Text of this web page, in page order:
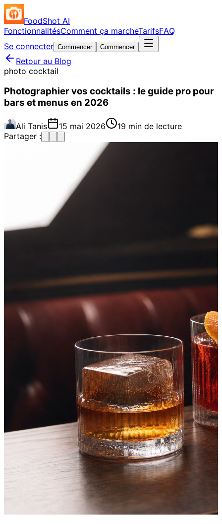
FoodShot AI
FonctionnalitésComment ça marcheTarifsFAQ
Se connecter Commencer Commencer
Retour au Blog
photo cocktail
Photographier vos cocktails : le guide pro pour
bars et menus en 2026
Ali Tanis 15 mai 2026
19 min de lecture
Partager :